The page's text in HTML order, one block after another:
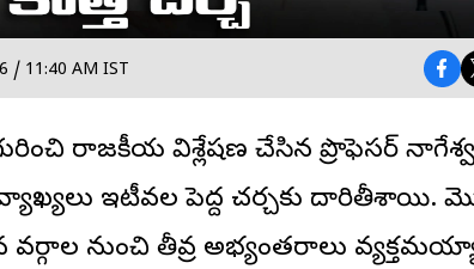
/ 11:40 AM IST
గురించి రాజకీయ విశ్లేషణ చేసినప్రొఫెసర్
వ్యాఖ్యలు ఇటీవల పెద్ద చర్చకు దారితీశాయి.
నుంచి తీవ్ర అభ్యంతరాలు